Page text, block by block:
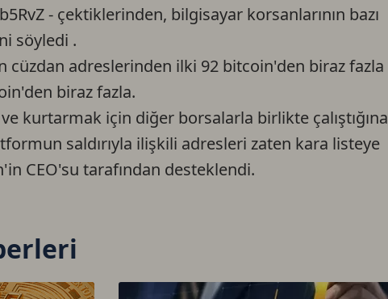
- çektiklerinden, bilgisayar korsanlarının bazı
söyledi .
cüzdan adreslerinden ilki 92 bitcoin'den biraz fazla
biraz fazla.
kurtarmak için diğer borsalarla birlikte çalıştığına
saldırıyla ilişkili adresleri zaten kara listeye
CEO'su tarafından desteklendi.